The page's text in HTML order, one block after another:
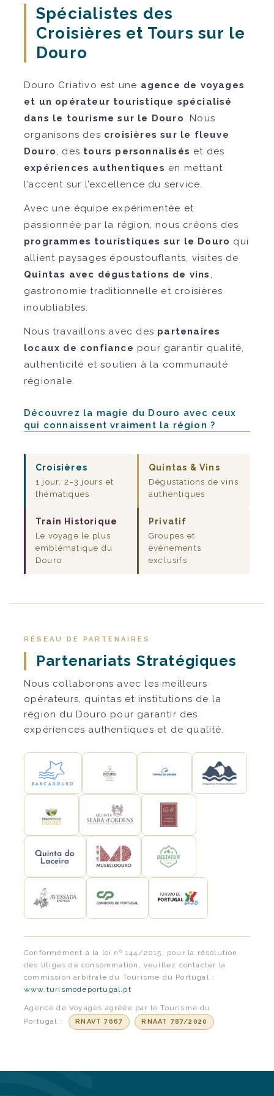
Spécialistes des
Croisières et Tours sur le
Douro
Douro Criativo est une agence de voyages
et un opérateur touristique spécialisé
dans le tourisme sur le Douro. Nous
organisons des croisières sur le fleuve
Douro, des tours personnalisés et des
expériences authentiques en mettant
l’accent sur l’excellence du service.
Avec une équipe expérimentée et
passionnée par la région, nous créons des
programmes touristiques sur le Douro qui
allient paysages époustouflants, visites de
Quintas avec dégustations de vins ,
gastronomie traditionnelle et croisières
inoubliables.
Nous travaillons avec des partenaires
locaux de confiance pour garantir qualité,
authenticité et soutien à la communauté
régionale.
Découvrez la magie du Douro avec ceux
qui connaissent vraiment la région ?
Croisières
1 jour, 2–3 jours et
thématiques
Quintas & Vins
Dégustations de vins
authentiques
Train Historique
Le voyage le plus
emblématique du
Douro
Privatif
Groupes et
événements
exclusifs
RÉSEAU DE PARTENAIRES
Partenariats Stratégiques
Nous collaborons avec les meilleurs
opérateurs, quintas et institutions de la
région du Douro pour garantir des
expériences authentiques et de qualité.
Conformément à la loi nº 144/2015, pour la résolution
des litiges de consommation, veuillez contacter la
commission arbitrale du Tourisme du Portugal :
www.turismodeportugal.pt
Agence de Voyages agréée par le Tourisme du
Portugal :
RNAVT 7667 RNAAT 787/2020